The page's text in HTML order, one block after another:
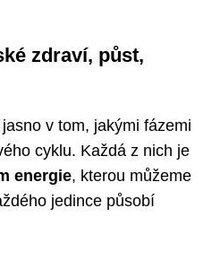
zdraví, půst,
v tom, jakými fázemi
cyklu. Každá z nich je
energie, kterou můžeme
jedince působí